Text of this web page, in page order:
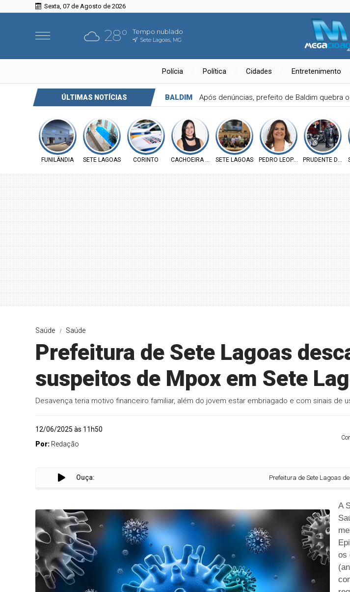
Sexta, 07 de Agosto de 2026
28° Tempo nublado
Sete Lagoas, MG
Polícia Política Cidades Entretenimento
ÚLTIMAS NOTÍCIAS BALDIM Após denúncias, prefeito de Baldim quebra
FUNILÂNDIA SETE LAGOAS CORINTO CACHOEIRA DA PRATASETE LAGOAS PEDRO LEOPOLDOPRUDENTE DE
Saúde Saúde
Prefeitura de Sete Lagoas
suspeitos de Mpox em Sete
Desavença teria motivo financeiro familiar, além do jovem estar embriagado e com sinais de
12/06/2025 às 11h50
Por: Redação
Ouça: Prefeitura de Sete Lagoas descarta
A
os